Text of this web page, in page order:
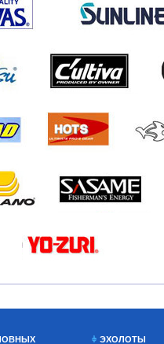
ЭХОЛОТЫ